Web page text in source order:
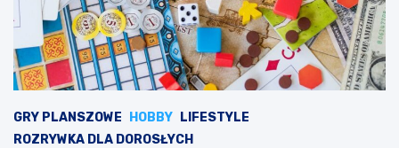
GRY PLANSZOWE HOBBY
LIFESTYLE
ROZRYWKA DLA DOROSŁYCH